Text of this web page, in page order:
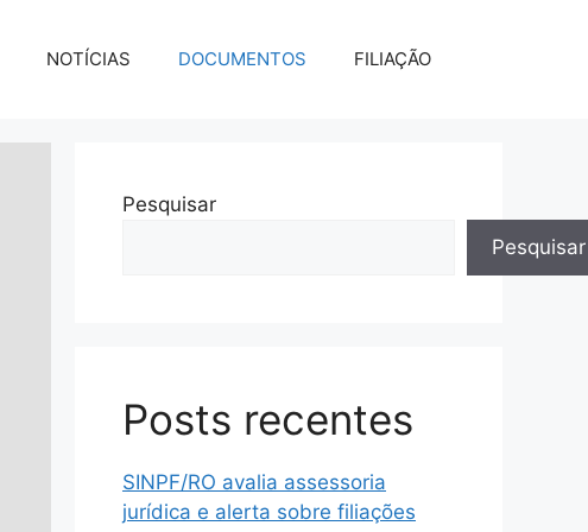
NOTÍCIAS DOCUMENTOS FILIAÇÃO
Pesquisar
Pesquisar
Posts recentes
SINPF/RO avalia assessoria
jurídica e alerta sobre filiações